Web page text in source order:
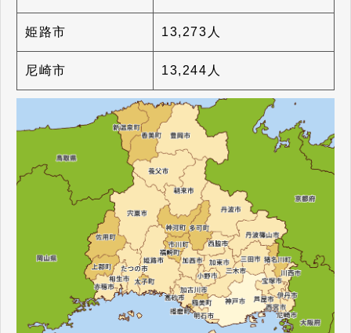
姫路市 13,273人
尼崎市 13,244人